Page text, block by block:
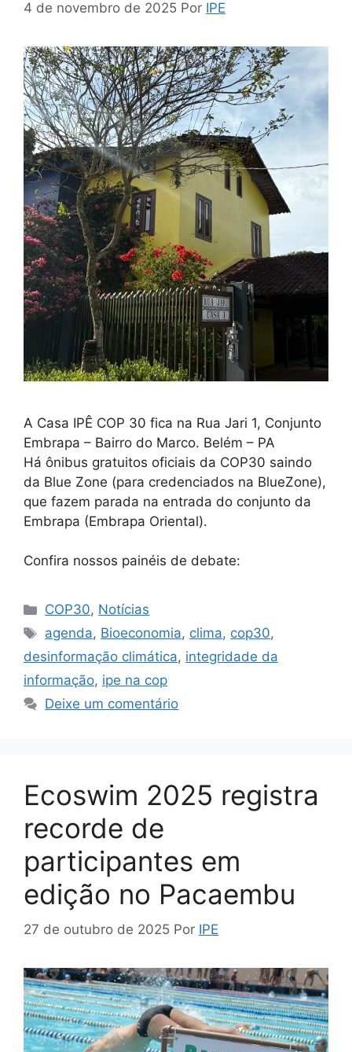
4 de novembro de 2025 Por IPE
A Casa IPÊ COP 30 fica na Rua Jari 1, Conjunto
Embrapa – Bairro do Marco. Belém – PA
Há ônibus gratuitos oficiais da COP30 saindo
da Blue Zone (para credenciados na BlueZone),
que fazem parada na entrada do conjunto da
Embrapa (Embrapa Oriental).
Confira nossos painéis de debate:
COP30, Notícias
agenda, Bioeconomia, clima, cop30,
desinformação climática, integridade da
informação, ipe na cop
Deixe um comentário
Ecoswim 2025 registra
recorde de
participantes em
edição no Pacaembu
27 de outubro de 2025 Por IPE